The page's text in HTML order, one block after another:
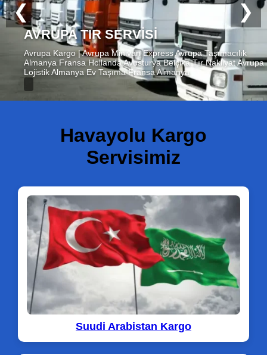
YURTDIŞI KARGO
Yurtdışı Kargo Hava Kargo Almanya Amerika Kanada Avustralya
İngiltere Kuveyt Katar Dubai Fransa Avusturya Suudi Arabistan
Yurtdışı Uçak Kargo Avrupa Kargo Avrupa Express Tır Minivan
Servis
❮ ❯
Havayolu Kargo
Servisimiz
Suudi Arabistan Kargo